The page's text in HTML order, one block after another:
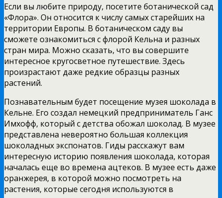
Если вы любите природу, посетите ботанической сад
«Флора». Он относится к числу самых старейших на
территории Европы. В ботаническом саду вы
сможете ознакомиться с флорой Кельна и разных
стран мира. Можно сказать, что вы совершите
интересное кругосветное путешествие. Здесь
произрастают даже редкие образцы разных
растений.
Познавательным будет посещение музея шоколада в
Кельне. Его создал немецкий предприниматель Ганс
Имхофф, который с детства обожал шоколад. В музее
представлена невероятно большая коллекция
шоколадных экспонатов. Гиды расскажут вам
интересную историю появления шоколада, которая
началась еще во времена ацтеков. В музее есть даже
оранжерея, в которой можно посмотреть на
растения, которые сегодня используются в